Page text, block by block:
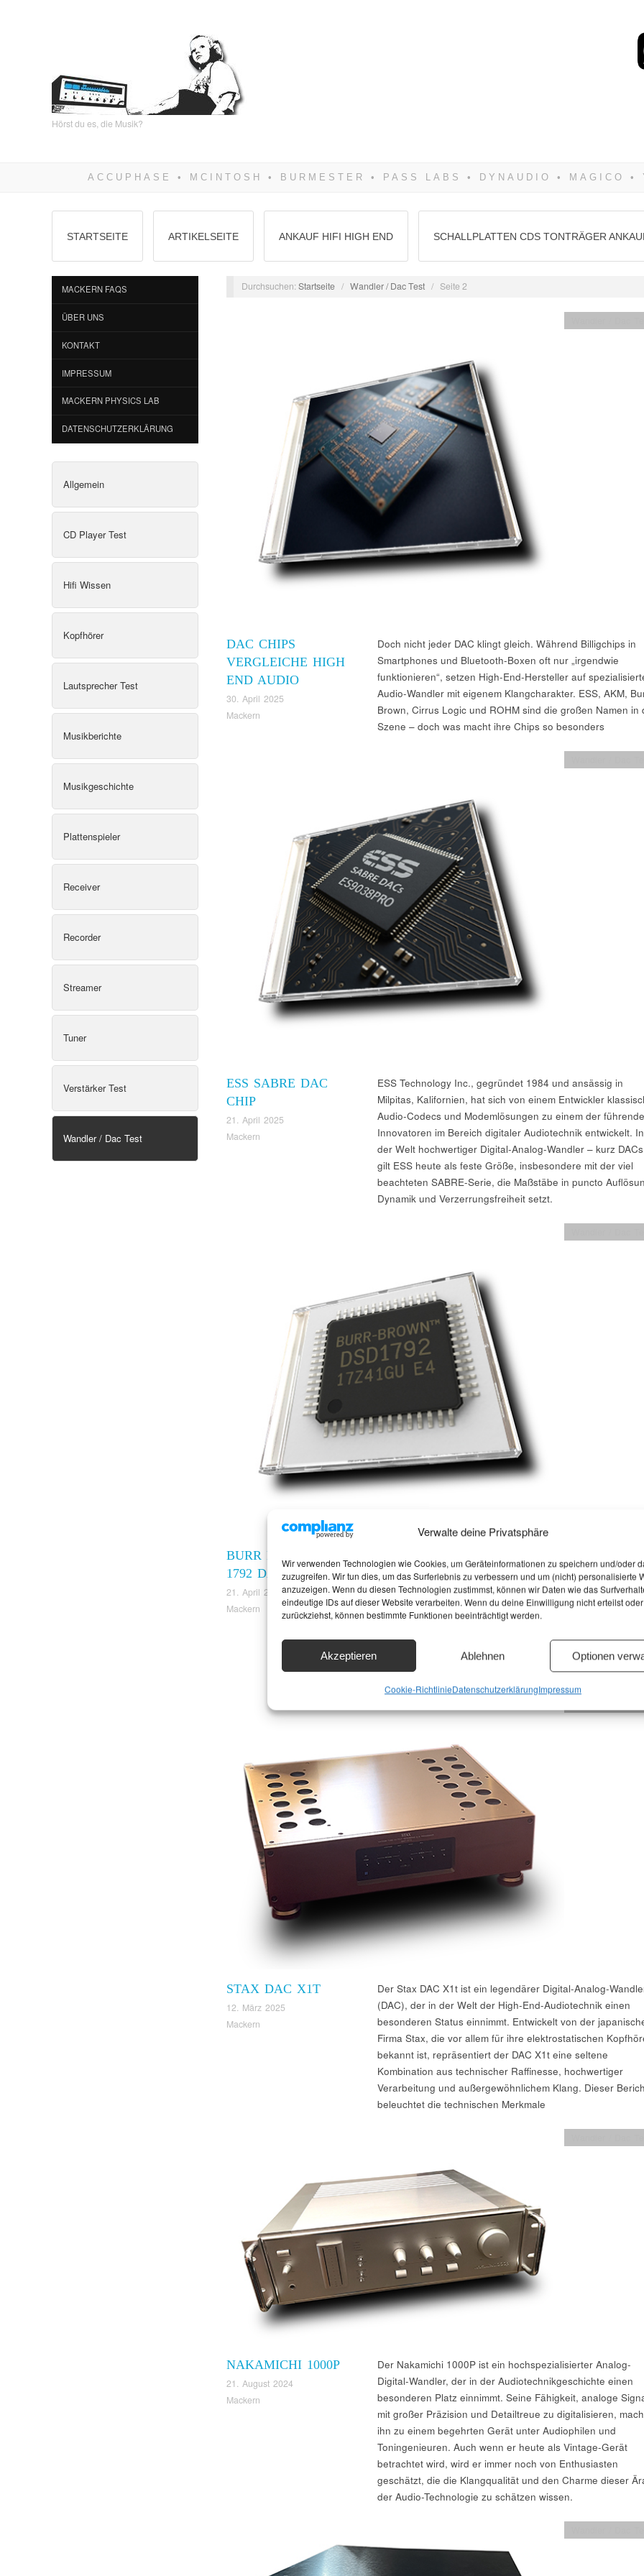
Verwalte deine Privatsphäre
Wir verwenden Technologien wie Cookies, um Geräteinformationen zu speichern und/oder
zuzugreifen. Wir tun dies, um das Surferlebnis zu verbessern und um (nicht) personalisierte
anzuzeigen. Wenn du diesen Technologien zustimmst, können wir Daten wie das
eindeutige IDs auf dieser Website verarbeiten. Wenn du deine Einwilligung nicht erteilst oder
zurückziehst, können bestimmte Funktionen beeinträchtigt werden.
Akzeptieren Ablehnen Optionen
Cookie-RichtlinieDatenschutzerklärungImpressum
Hörst du es, die Musik?
STARTSEITE ARTIKELSEITE ANKAUF HIFI HIGH END SCHALLPLATTEN CDS TONTRÄGER
MACKERN FAQS
ÜBER UNS
KONTAKT
IMPRESSUM
MACKERN PHYSICS LAB
DATENSCHUTZERKLÄRUNG
Allgemein
CD Player Test
Hifi Wissen
Kopfhörer
Lautsprecher Test
Musikberichte
Musikgeschichte
Plattenspieler
Receiver
Recorder
Streamer
Tuner
Verstärker Test
Wandler / Dac Test
Durchsuchen:Startseite / Wandler / Dac Test / Seite 2
DAC CHIPS
VERGLEICHE HIGH
END AUDIO
30. April 2025
Mackern
Doch nicht jeder DAC klingt gleich. Während Billigchips in
Smartphones und Bluetooth-Boxen oft nur „irgendwie
funktionieren“, setzen High-End-Hersteller auf
Audio-Wandler mit eigenem Klangcharakter. ESS, AKM,
Brown, Cirrus Logic und ROHM sind die großen Namen in
Szene – doch was macht ihre Chips so besonders
ESS SABRE DAC
CHIP
21. April 2025
Mackern
ESS Technology Inc., gegründet 1984 und ansässig in
Milpitas, Kalifornien, hat sich von einem Entwickler
Audio-Codecs und Modemlösungen zu einem der
Innovatoren im Bereich digitaler Audiotechnik entwickelt. In
der Welt hochwertiger Digital-Analog-Wandler – kurz
gilt ESS heute als feste Größe, insbesondere mit der viel
beachteten SABRE-Serie, die Maßstäbe in puncto
Dynamik und Verzerrungsfreiheit setzt.
BURR BROWN DSD
1792 DAC
21. April 2025
Mackern
Brown – heute Teil von Texas Instruments – ist ein
hochwertiger Digital-Analog-Wandler (DAC), der sowohl
PCM- als auch das DSD-Format unterstützt. Ursprünglich für
High-End-Anwendungen entwickelt, zählt er zu den
musikalischsten DACs seiner Generation. Seine technische
Konzeption kombiniert Präzision mit Musikalität – eine
Eigenschaft, die nicht mehr jeder moderne DAC mitbringt.
STAX DAC X1T
12. März 2025
Mackern
Der Stax DAC X1t ist ein legendärer Digital-Analog-
(DAC), der in der Welt der High-End-Audiotechnik einen
besonderen Status einnimmt. Entwickelt von der
Firma Stax, die vor allem für ihre elektrostatischen
bekannt ist, repräsentiert der DAC X1t eine seltene
Kombination aus technischer Raffinesse, hochwertiger
Verarbeitung und außergewöhnlichem Klang. Dieser
beleuchtet die technischen Merkmale
NAKAMICHI 1000P
21. August 2024
Mackern
Der Nakamichi 1000P ist ein hochspezialisierter Analog-
Digital-Wandler, der in der Audiotechnikgeschichte einen
besonderen Platz einnimmt. Seine Fähigkeit, analoge
mit großer Präzision und Detailtreue zu digitalisieren,
ihn zu einem begehrten Gerät unter Audiophilen und
Toningenieuren. Auch wenn er heute als Vintage-Gerät
betrachtet wird, wird er immer noch von Enthusiasten
geschätzt, die die Klangqualität und den Charme dieser
der Audio-Technologie zu schätzen wissen.